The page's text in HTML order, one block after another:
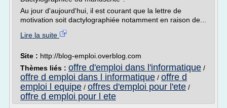
Au jour d'aujourd'hui, il est courant que la lettre de
motivation soit dactylographiée notamment en raison de...
Lire la suite
Site : http://blog-emploi.overblog.com
Thèmes liés : offre d'emploi dans l'informatique /
offre d emploi dans l informatique / offre d
emploi l equipe / offres d'emploi pour l'ete /
offre d emploi pour l ete